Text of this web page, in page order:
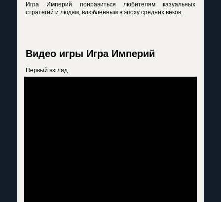
Игра Империй понравиться любителям казуальных
стратегий и людям, влюбленным в эпоху средних веков.
Видео игры Игра Империй
Первый взгляд